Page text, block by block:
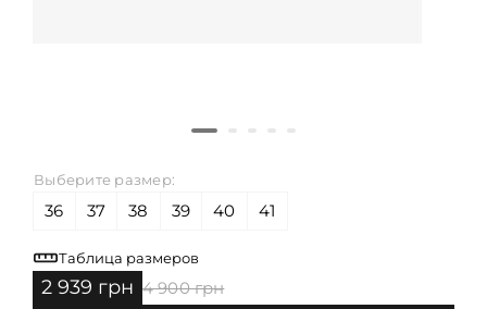
Выберите размер:
36 37 38 39 40 41
Таблица размеров
2 939 грн 4 900 грн